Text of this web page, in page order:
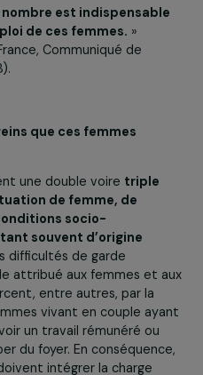
les quartiers prioritaires
une double
et sexuée. Face à
situation moins
actions favorisant
des femmes résidant en
et la
nombre est
de ces femmes.
France, Communiqué de
que ces femmes